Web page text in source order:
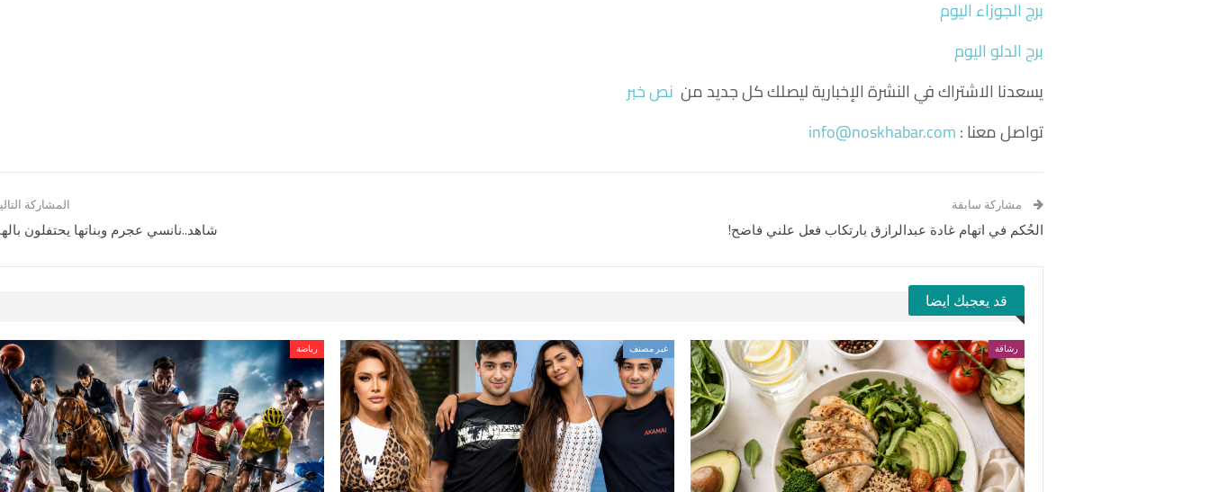
برج الجوزاء اليوم
برج الدلو اليوم
يسعدنا الاشتراك في النشرة الإخبارية ليصلك كل جديد من نص خبر
تواصل معنا :info@noskhabar.com
مشاركة سابقة
الحُكم في اتهام غادة عبدالرازق بارتكاب فعل علني فاضح!
المشاركة
شاهد..نانسي عجرم وبناتها يحتفلون
قد يعجبك ايضا
رشاقة غير مصنف رياضة